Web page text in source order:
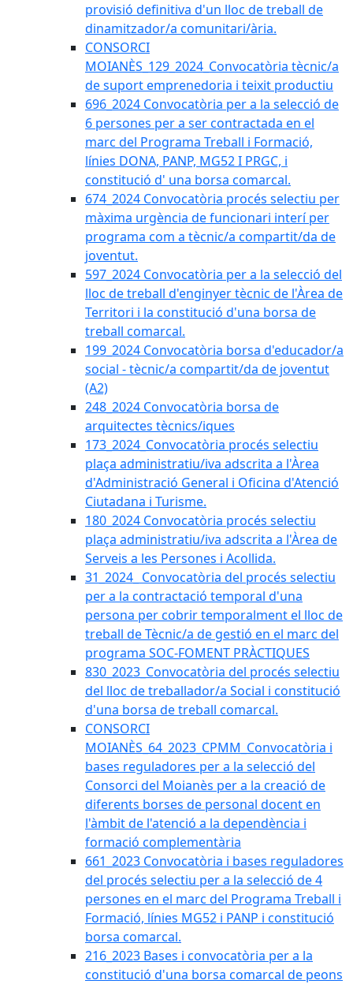
provisió definitiva d'un lloc de treball de
dinamitzador/a comunitari/ària.
CONSORCI
MOIANÈS_129_2024_Convocatòria tècnic/a
de suport emprenedoria i teixit productiu
696_2024 Convocatòria per a la selecció de
6 persones per a ser contractada en el
marc del Programa Treball i Formació,
línies DONA, PANP, MG52 I PRGC, i
constitució d' una borsa comarcal.
674_2024 Convocatòria procés selectiu per
màxima urgència de funcionari interí per
programa com a tècnic/a compartit/da de
joventut.
597_2024 Convocatòria per a la selecció del
lloc de treball d'enginyer tècnic de l'Àrea de
Territori i la constitució d'una borsa de
treball comarcal.
199_2024 Convocatòria borsa d'educador/a
social - tècnic/a compartit/da de joventut
(A2)
248_2024 Convocatòria borsa de
arquitectes tècnics/iques
173_2024_Convocatòria procés selectiu
plaça administratiu/iva adscrita a l'Àrea
d'Administració General i Oficina d'Atenció
Ciutadana i Turisme.
180_2024 Convocatòria procés selectiu
plaça administratiu/iva adscrita a l'Àrea de
Serveis a les Persones i Acollida.
31_2024_ Convocatòria del procés selectiu
per a la contractació temporal d'una
persona per cobrir temporalment el lloc de
treball de Tècnic/a de gestió en el marc del
programa SOC-FOMENT PRÀCTIQUES
830_2023_Convocatòria del procés selectiu
del lloc de treballador/a Social i constitució
d'una borsa de treball comarcal.
CONSORCI
MOIANÈS_64_2023_CPMM_Convocatòria i
bases reguladores per a la selecció del
Consorci del Moianès per a la creació de
diferents borses de personal docent en
l'àmbit de l'atenció a la dependència i
formació complementària
661_2023 Convocatòria i bases reguladores
del procés selectiu per a la selecció de 4
persones en el marc del Programa Treball i
Formació, línies MG52 i PANP i constitució
borsa comarcal.
216_2023 Bases i convocatòria per a la
constitució d'una borsa comarcal de peons